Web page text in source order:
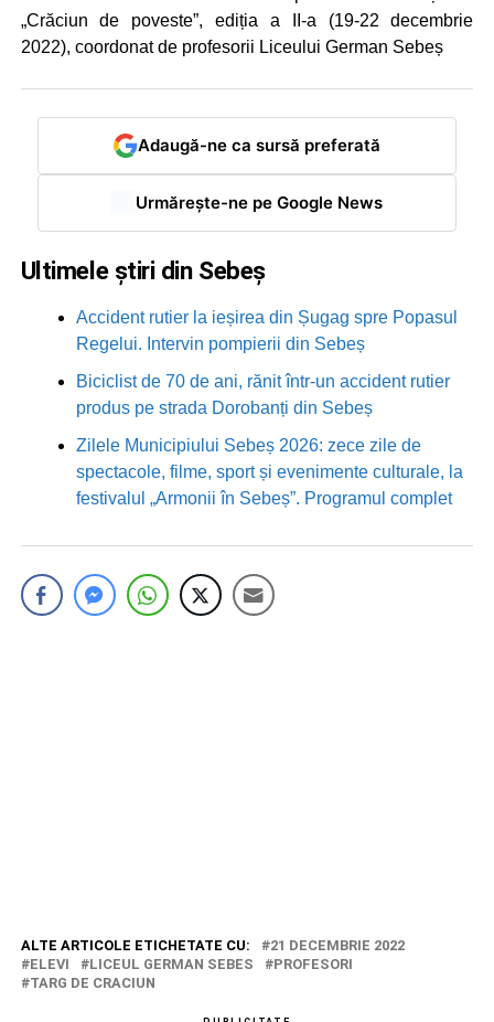
„Crăciun de poveste”, ediția a II-a (19-22 decembrie
2022), coordonat de profesorii Liceului German Sebeș
Adaugă-ne ca sursă preferată
Urmărește-ne pe Google News
Ultimele știri din Sebeș
Accident rutier la ieșirea din Șugag spre Popasul
Regelui. Intervin pompierii din Sebeș
Biciclist de 70 de ani, rănit într-un accident rutier
produs pe strada Dorobanți din Sebeș
Zilele Municipiului Sebeș 2026: zece zile de
spectacole, filme, sport și evenimente culturale, la
festivalul „Armonii în Sebeș”. Programul complet
ALTE ARTICOLE ETICHETATE CU:
21 DECEMBRIE 2022
ELEVI
LICEUL GERMAN SEBES
PROFESORI
TARG DE CRACIUN